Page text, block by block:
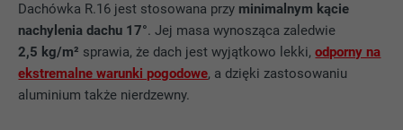
Dachówka R.16 jest stosowana przy minimalnym kącie
nachylenia dachu 17°. Jej masa wynosząca zaledwie
2,5 kg/m² sprawia, że dach jest wyjątkowo lekki,odporny na
ekstremalne warunki pogodowe, a dzięki zastosowaniu
aluminium także nierdzewny.